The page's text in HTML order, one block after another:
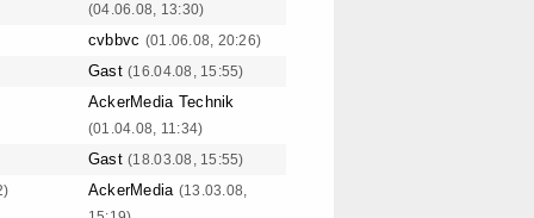
(04.06.08, 13:30)
cvbbvc (01.06.08, 20:26)
Gast(16.04.08, 15:55)
AckerMedia Technik
(01.04.08, 11:34)
Gast(18.03.08, 15:55)
AckerMedia (13.03.08,